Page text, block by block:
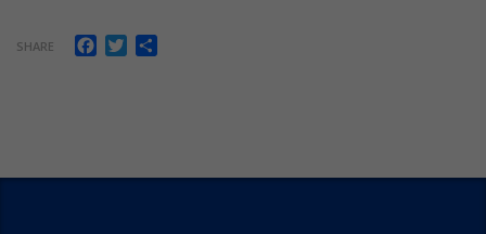
SHARE Facebook
Twitter